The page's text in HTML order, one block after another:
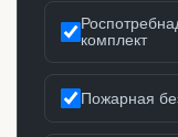
комплект
Пожарная